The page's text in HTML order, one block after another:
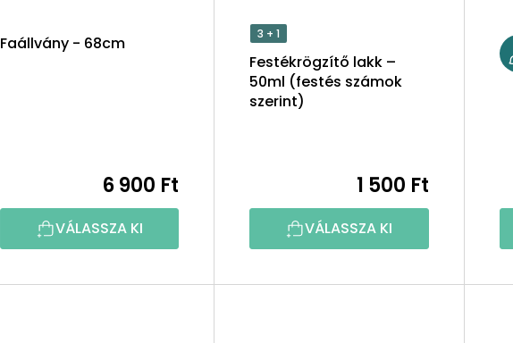
Faállvány - 68cm
6 900 Ft
VÁLASSZA KI
3 + 1
Festékrögzítő lakk –
50ml (festés számok
szerint)
1 500 Ft
VÁLASSZA KI